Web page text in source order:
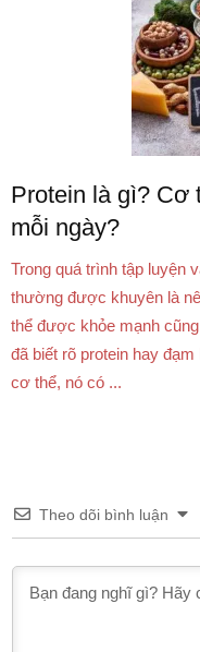
Protein là gì? Cơ
mỗi ngày?
Trong quá trình tập luyện
thường được khuyên là
thể được khỏe mạnh
đã biết rõ protein hay
cơ thể, nó có ...
Theo dõi bình luận